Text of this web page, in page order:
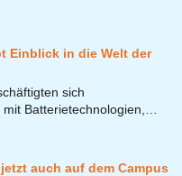
Einblick in die Welt der
sich
Batterietechnologien,…
auch auf dem Campus